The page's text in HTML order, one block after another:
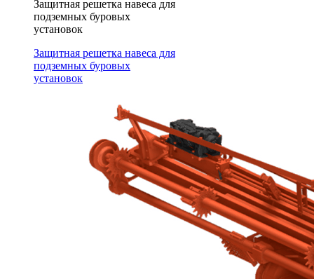
Защитная решетка навеса для
подземных буровых
установок
Защитная решетка навеса для
подземных буровых
установок